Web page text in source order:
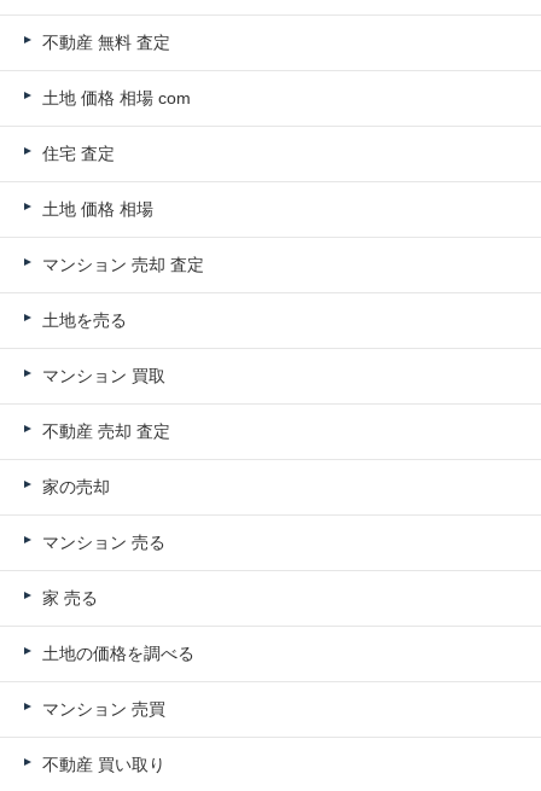
不動産 無料 査定
土地 価格 相場 com
住宅 査定
土地 価格 相場
マンション 売却 査定
土地を売る
マンション 買取
不動産 売却 査定
家の売却
マンション 売る
家 売る
土地の価格を調べる
マンション 売買
不動産 買い取り